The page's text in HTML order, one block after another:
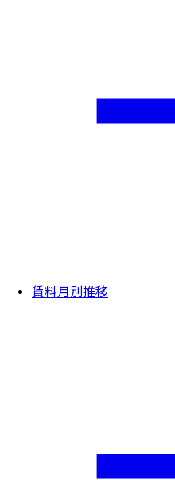
賃料月別推移